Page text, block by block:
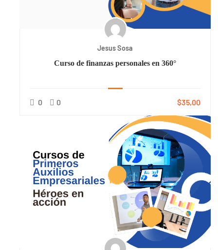
Jesus Sosa
Curso de finanzas personales en 360°
0 0 $35,00